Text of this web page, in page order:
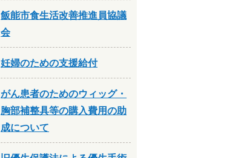
飯能市食生活改善推進員協議
会
妊婦のための支援給付
がん患者のためのウィッグ・
胸部補整具等の購入費用の助
成について